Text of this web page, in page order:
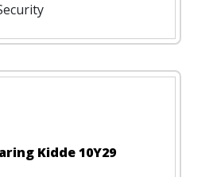
Kidde 10Y29